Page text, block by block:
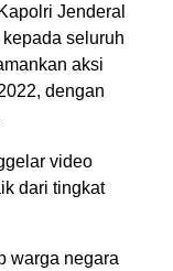
Jenderal
seluruh
aksi
dengan
video
dari tingkat
warga negara